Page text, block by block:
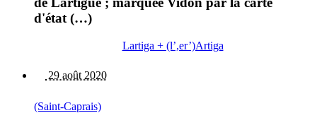
d'état (…)
Lartiga + (l’,er’)Artiga
29 août 2020
(Saint-Caprais)